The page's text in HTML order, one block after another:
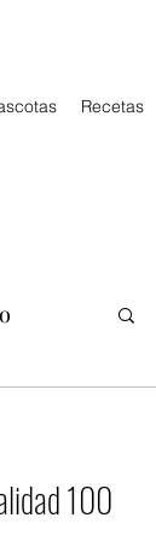
Recetas
100